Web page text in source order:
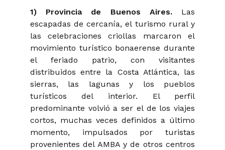
1) Provincia de Buenos Aires. Las
escapadas de cercanía, el turismo rural y
las celebraciones criollas marcaron el
movimiento turístico bonaerense durante
el feriado patrio, con visitantes
distribuidos entre la Costa Atlántica, las
sierras, las lagunas y los pueblos
turísticos del interior. El perfil
predominante volvió a ser el de los viajes
cortos, muchas veces definidos a último
momento, impulsados por turistas
provenientes del AMBA y de otros centros